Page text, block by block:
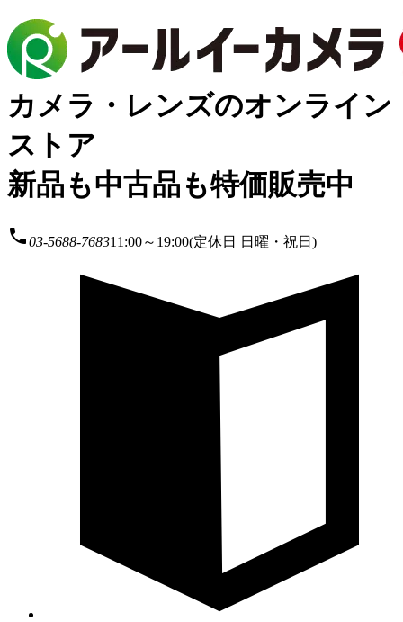
カメラ・レンズのオンライン
ストア
新品も中古品も特価販売中
local_phone03-5688-768311:00～19:00(定休日 日曜・祝日)